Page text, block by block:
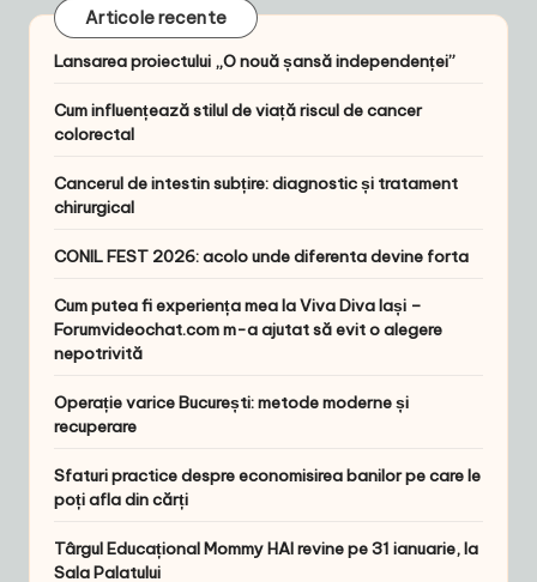
Articole recente
Lansarea proiectului „O nouă șansă independenței”
Cum influențează stilul de viață riscul de cancer
colorectal
Cancerul de intestin subțire: diagnostic și tratament
chirurgical
CONIL FEST 2026: acolo unde diferenta devine forta
Cum putea fi experiența mea la Viva Diva Iași –
Forumvideochat.com m-a ajutat să evit o alegere
nepotrivită
Operație varice București: metode moderne și
recuperare
Sfaturi practice despre economisirea banilor pe care le
poți afla din cărți
Târgul Educațional Mommy HAI revine pe 31 ianuarie, la
Sala Palatului